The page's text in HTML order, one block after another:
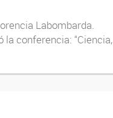
Labombarda.
la conferencia: “Ciencia,